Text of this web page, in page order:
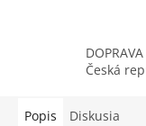
Česká
Popis Diskusia